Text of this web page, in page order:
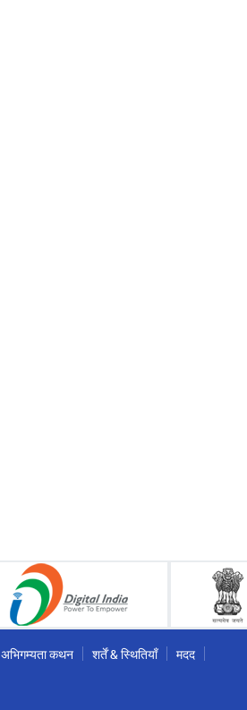
अभिगम्यता कथन शर्तें & स्थितियाँ
मदद